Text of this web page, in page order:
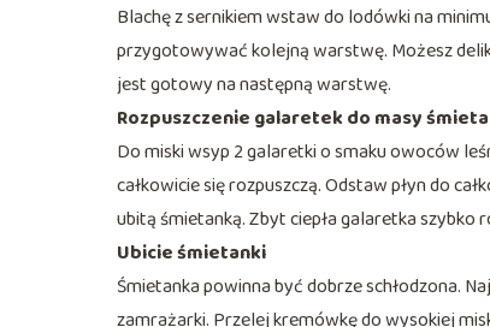
Blachę z sernikiem wstaw do lodówki na
przygotowywać kolejną warstwę. Możesz
jest gotowy na następną warstwę.
Rozpuszczenie galaretek do masy
Do miski wsyp 2 galaretki o smaku owoców
całkowicie się rozpuszczą. Odstaw płyn do
ubitą śmietanką. Zbyt ciepła galaretka
Ubicie śmietanki
Śmietanka powinna być dobrze schłodzona.
zamrażarki. Przelej kremówkę do wysokiej